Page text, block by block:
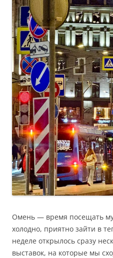
Омень — время посещать
холодно, приятно зайти в
неделе открылось сразу
выставок, на которые мы